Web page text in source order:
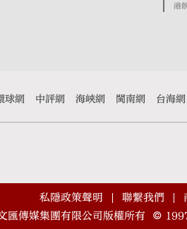
港
球網 中評網 海峽網 閩南網 台海網
私隱政策聲明 聯繫我們
匯傳媒集團有限公司版權所有©